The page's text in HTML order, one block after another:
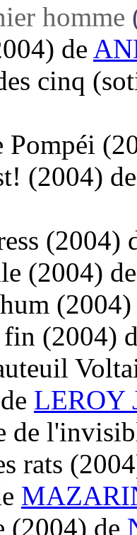
homme
de
cinq
Pompéi
(2004)
(2004)
(2004)
(2004)
fin (2004)
de LEROY
de
rats
(2004) de